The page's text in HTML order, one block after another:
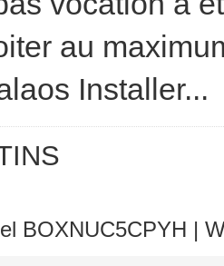
au
Installer...
BOXNUC5CPYH |